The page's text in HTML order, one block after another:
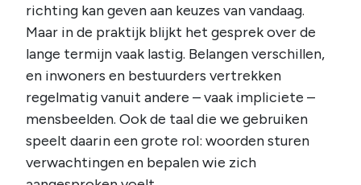
richting kan geven aan keuzes van vandaag.
Maar in de praktijk blijkt het gesprek over de
lange termijn vaak lastig. Belangen verschillen,
en inwoners en bestuurders vertrekken
regelmatig vanuit andere – vaak impliciete –
mensbeelden. Ook de taal die we gebruiken
speelt daarin een grote rol: woorden sturen
verwachtingen en bepalen wie zich